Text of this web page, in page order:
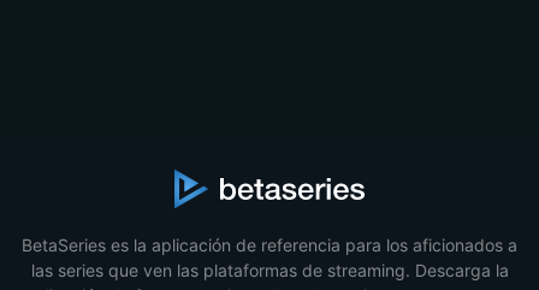
BetaSeries es la aplicación de referencia para los aficionados a
las series que ven las plataformas de streaming. Descarga la